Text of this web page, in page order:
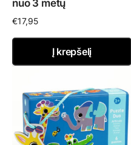
nuo 3 metų
€17,95
Į krepšelį